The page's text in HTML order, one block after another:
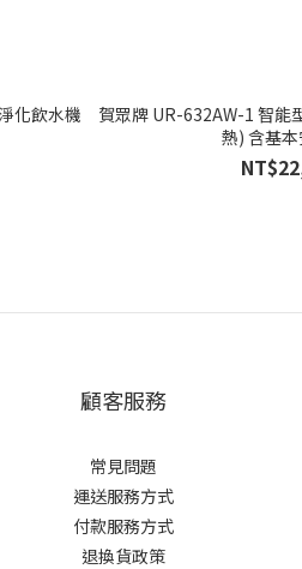
化飲水機
賀眾牌 UR-632AW-1 智能
熱) 含基
顧客服務
常見問題
運送服務方式
付款服務方式
退換貨政策